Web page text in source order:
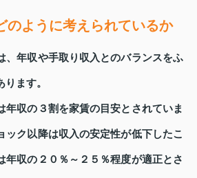
のように考えられているか
、年収や手取り収入とのバランスをふ
ます。
年収の３割を家賃の目安とされていま
ック以降は収入の安定性が低下したこ
年収の２０％～２５％程度が適正とさ